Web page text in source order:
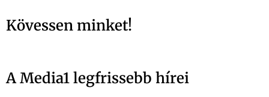
Kövessen minket!
A Media1 legfrissebb hírei